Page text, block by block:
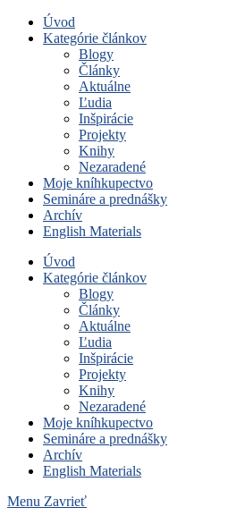
Úvod
Kategórie článkov
Blogy
Články
Aktuálne
Ľudia
Inšpirácie
Projekty
Knihy
Nezaradené
Moje kníhkupectvo
Semináre a prednášky
Archív
English Materials
Úvod
Kategórie článkov
Blogy
Články
Aktuálne
Ľudia
Inšpirácie
Projekty
Knihy
Nezaradené
Moje kníhkupectvo
Semináre a prednášky
Archív
English Materials
Menu Zavrieť